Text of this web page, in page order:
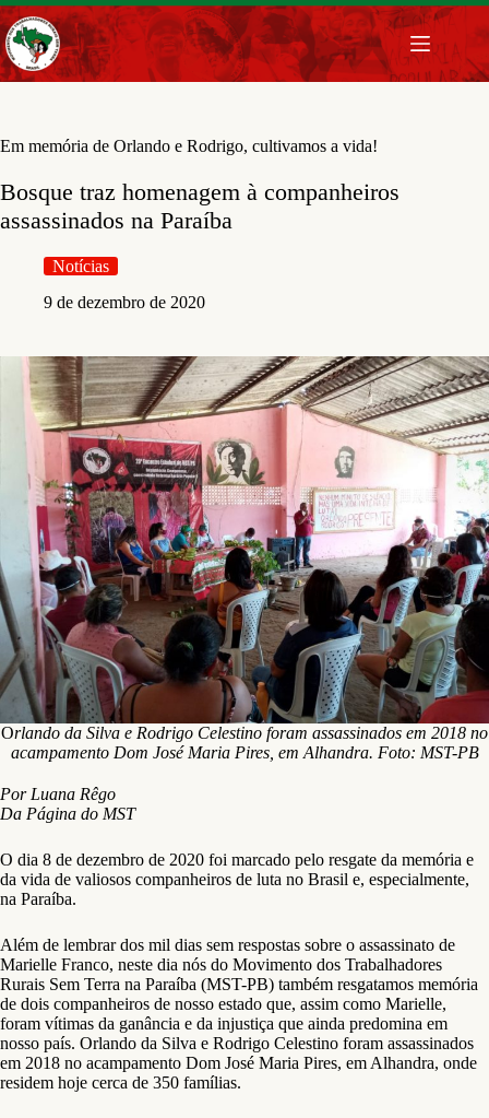
Pular
para
o
conteúdo
Em memória de Orlando e Rodrigo, cultivamos a vida!
Bosque traz homenagem à companheiros
assassinados na Paraíba
Notícias
9 de dezembro de 2020
Orlando da Silva e Rodrigo Celestino foram assassinados em 2018 no
acampamento Dom José Maria Pires, em Alhandra. Foto: MST-PB
Por Luana Rêgo
Da Página do MST
O dia 8 de dezembro de 2020 foi marcado pelo resgate da memória e
da vida de valiosos companheiros de luta no Brasil e, especialmente,
na Paraíba.
Além de lembrar dos mil dias sem respostas sobre o assassinato de
Marielle Franco, neste dia nós do Movimento dos Trabalhadores
Rurais Sem Terra na Paraíba (MST-PB) também resgatamos memória
de dois companheiros de nosso estado que, assim como Marielle,
foram vítimas da ganância e da injustiça que ainda predomina em
nosso país. Orlando da Silva e Rodrigo Celestino foram assassinados
em 2018 no acampamento Dom José Maria Pires, em Alhandra, onde
residem hoje cerca de 350 famílias.